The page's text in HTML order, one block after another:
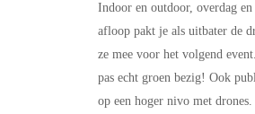
Indoor en outdoor, overdag
afloop pakt je als uitbater de
ze mee voor het volgend
pas echt groen bezig! Ook
op een hoger nivo met